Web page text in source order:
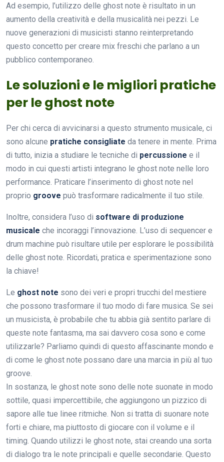
Ad esempio, l’utilizzo delle ghost note è risultato in un
aumento della creatività e della musicalità nei pezzi. Le
nuove generazioni di musicisti stanno reinterpretando
questo concetto per creare mix freschi che parlano a un
pubblico contemporaneo.
Le soluzioni e le migliori pratiche
per le ghost note
Per chi cerca di avvicinarsi a questo strumento musicale, ci
sono alcune pratiche consigliate da tenere in mente. Prima
di tutto, inizia a studiare le tecniche di percussione e il
modo in cui questi artisti integrano le ghost note nelle loro
performance. Praticare l’inserimento di ghost note nel
proprio groove può trasformare radicalmente il tuo stile.
Inoltre, considera l’uso di software di produzione
musicale che incoraggi l’innovazione. L’uso di sequencer e
drum machine può risultare utile per esplorare le possibilità
delle ghost note. Ricordati, pratica e sperimentazione sono
la chiave!
Le ghost note sono dei veri e propri trucchi del mestiere
che possono trasformare il tuo modo di fare musica. Se sei
un musicista, è probabile che tu abbia già sentito parlare di
queste note fantasma, ma sai davvero cosa sono e come
utilizzarle? Parliamo quindi di questo affascinante mondo e
di come le ghost note possano dare una marcia in più al tuo
groove.
In sostanza, le ghost note sono delle note suonate in modo
sottile, quasi impercettibile, che aggiungono un pizzico di
sapore alle tue linee ritmiche. Non si tratta di suonare note
forti e chiare, ma piuttosto di giocare con il volume e il
timing. Quando utilizzi le ghost note, stai creando una sorta
di dialogo tra le note principali e quelle secondarie. Questo